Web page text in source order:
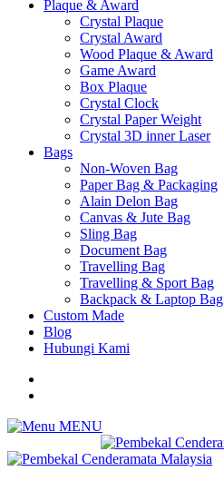
Plaque & Award
Crystal Plaque
Crystal Award
Wood Plaque & Award
Game Award
Box Plaque
Crystal Clock
Crystal Paper Weight
Crystal 3D inner Laser
Bags
Non-Woven Bag
Paper Bag & Packaging
Alain Delon Bag
Canvas & Jute Bag
Sling Bag
Document Bag
Travelling Bag
Travelling & Sport Bag
Backpack & Laptop Bag
Custom Made
Blog
Hubungi Kami
MENU